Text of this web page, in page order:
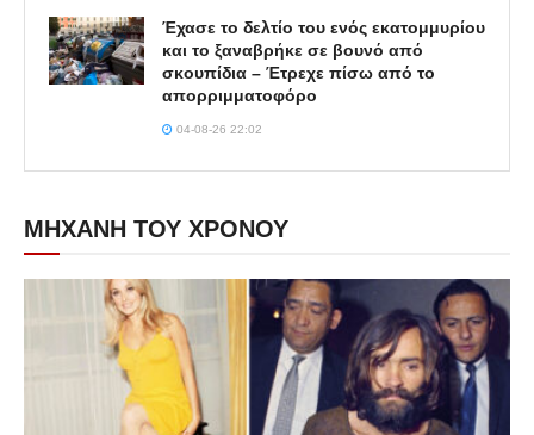
Έχασε το δελτίο του ενός εκατομμυρίου
και το ξαναβρήκε σε βουνό από
σκουπίδια – Έτρεχε πίσω από το
απορριμματοφόρο
04-08-26 22:02
ΜΗΧΑΝΗ ΤΟΥ ΧΡΟΝΟΥ